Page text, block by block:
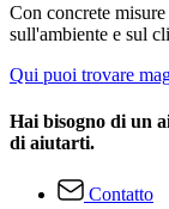
Con concrete
sull'ambiente e sul
Qui puoi trovare
Hai bisogno di un
di aiutarti.
Contatto